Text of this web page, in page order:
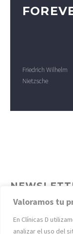
Valoramos tu
En Clínicas D
analizar el uso del
Friedrich Wilhelm
Nietzsche